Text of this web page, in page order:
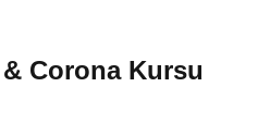
Corona Kursu